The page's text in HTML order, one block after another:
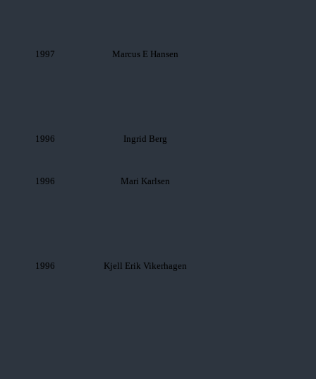
1997 Marcus E Hansen
1996 Ingrid Berg
1996 Mari Karlsen
1996 Kjell Erik Vikerhagen